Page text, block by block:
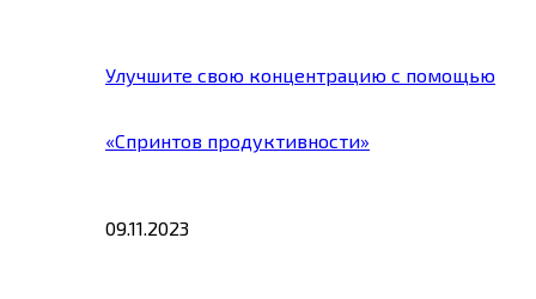
Улучшите свою концентрацию с помощью
«Спринтов продуктивности»
09.11.2023